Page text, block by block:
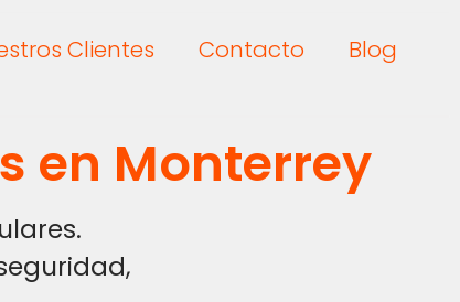
Clientes Contacto Blog
en Monterrey